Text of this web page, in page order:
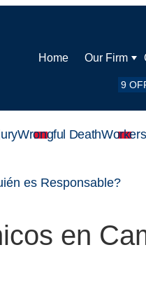
Home Our Firm
9
Wrongful Death
es Responsable?
en